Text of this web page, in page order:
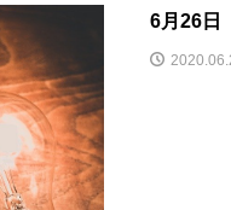
6月26日